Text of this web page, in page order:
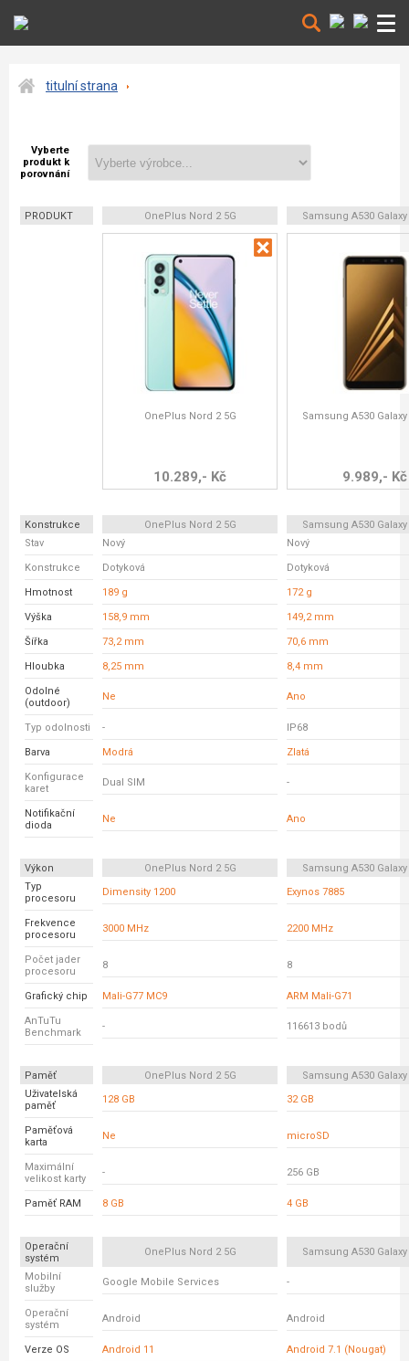
titulní strana
Vyberte
produkt k
porovnání
PRODUKT OnePlus Nord 2 5G Samsung A530 Galaxy
OnePlus Nord 2 5G
10.289,- Kč
Samsung A530 Galaxy
9.989,- Kč
Konstrukce OnePlus Nord 2 5G
Samsung A530 Galaxy
Stav
Nový Nový
Konstrukce Dotyková Dotyková
Hmotnost 189 g 172 g
Výška 158,9 mm 149,2 mm
Šířka 73,2 mm 70,6 mm
Hloubka 8,25 mm 8,4 mm
Odolné
(outdoor)
Ne Ano
Typ odolnosti - IP68
Barva Modrá Zlatá
Konfigurace
karet
Dual SIM -
Notifikační
dioda
Ne Ano
Výkon OnePlus Nord 2 5G
Samsung A530 Galaxy
Typ
procesoru
Dimensity 1200 Exynos 7885
Frekvence
procesoru
3000 MHz 2200 MHz
Počet jader
procesoru
8 8
Grafický chip Mali-G77 MC9 ARM Mali-G71
AnTuTu
Benchmark
- 116613 bodů
Paměť OnePlus Nord 2 5G
Samsung A530 Galaxy
Uživatelská
paměť
128 GB 32 GB
Paměťová
karta
Ne microSD
Maximální
velikost karty
- 256 GB
Paměť RAM 8 GB 4 GB
Operační
systém
OnePlus Nord 2 5G Samsung A530 Galaxy
Mobilní
služby
Google Mobile Services -
Operační
systém
Android Android
Verze OS Android 11 Android 7.1 (Nougat)